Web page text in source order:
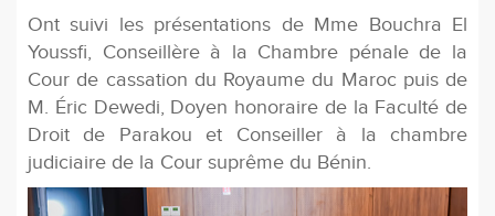
Ont suivi les présentations de Mme Bouchra El
Youssﬁ, Conseillère à la Chambre pénale de la
Cour de cassation du Royaume du Maroc puis de
M. Éric Dewedi, Doyen honoraire de la Faculté de
Droit de Parakou et Conseiller à la chambre
judiciaire de la Cour suprême du Bénin.